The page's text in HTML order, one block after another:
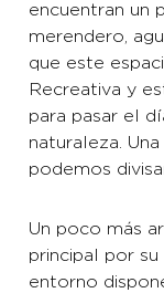
encuentran un
merendero,
que este
Recreativa y
para pasar el
naturaleza.
podemos
Un poco más
principal por
entorno